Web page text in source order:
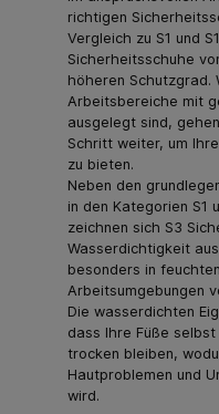
richtigen
Vergleich zu S1 und
Sicherheitsschuhe
höheren Schutzgrad.
Arbeitsbereiche mit
ausgelegt sind, gehen
Schritt weiter, um
zu bieten.
Neben den
in den Kategorien S1
zeichnen sich S3
Wasserdichtigkeit
besonders in
Arbeitsumgebungen
Die wasserdichten
dass Ihre Füße
trocken bleiben,
Hautproblemen und
wird.